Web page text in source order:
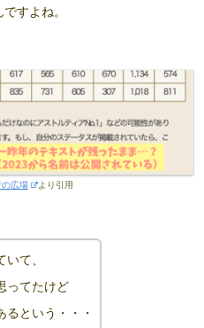
すよね。
の広場 より引用
て、
ってたけど
るという・・・